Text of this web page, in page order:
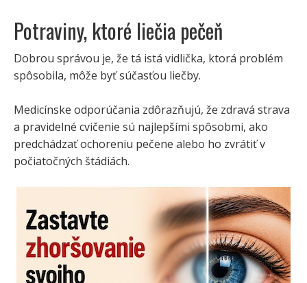
Potraviny, ktoré liečia pečeň
Dobrou správou je, že tá istá vidlička, ktorá problém
spôsobila, môže byť súčasťou liečby.
Medicínske odporúčania zdôrazňujú, že zdravá strava
a pravidelné cvičenie sú najlepšími spôsobmi, ako
predchádzať ochoreniu pečene alebo ho zvrátiť v
počiatočných štádiách.